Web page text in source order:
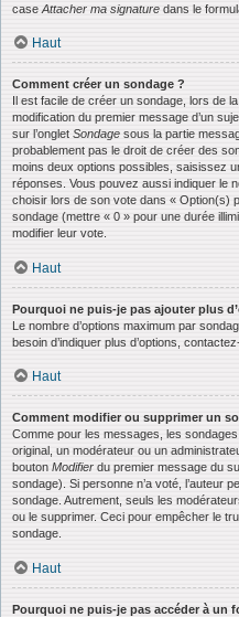
case Attacher ma signature dans le
Haut
Comment créer un sondage ?
Il est facile de créer un sondage, lors de
modification du premier message d’un
sur l’onglet Sondage sous la partie
probablement pas le droit de créer des
moins deux options possibles, saisissez
réponses. Vous pouvez aussi indiquer le
choisir lors de son vote dans « Option(s)
sondage (mettre « 0 » pour une durée
modifier leur vote.
Haut
Pourquoi ne puis-je pas ajouter plus
Le nombre d’options maximum par
besoin d’indiquer plus d’options,
Haut
Comment modifier ou supprimer un
Comme pour les messages, les
original, un modérateur ou un
bouton Modifier du premier message du
sondage). Si personne n’a voté, l’auteur
sondage. Autrement, seuls les
ou le supprimer. Ceci pour empêcher le
sondage.
Haut
Pourquoi ne puis-je pas accéder à un